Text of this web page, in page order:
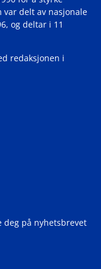
delt av nasjonale
og deltar i 11
redaksjonen i
deg på nyhetsbrevet